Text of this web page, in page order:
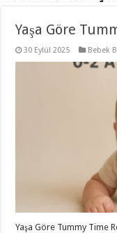
Yaşa Göre
30 Eylül 2025 Bebek
Yaşa Göre Tummy Time